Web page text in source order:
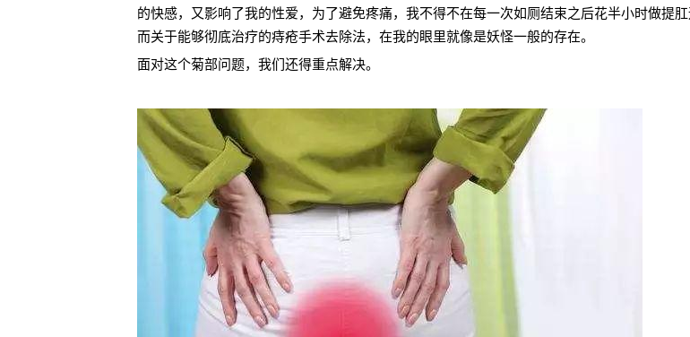
的快感，又影响了我的性爱，为了避免疼痛，我不得不在每一次如厕结束之后花半小时做提肛
而关于能够彻底治疗的痔疮手术去除法，在我的眼里就像是妖怪一般的存在。
面对这个菊部问题，我们还得重点解决。